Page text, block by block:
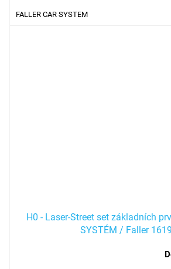
FALLER CAR SYSTEM
H0 - Laser-Street set základních
SYSTÉM / Faller